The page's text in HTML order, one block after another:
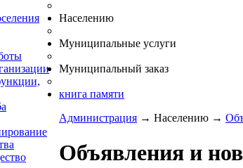
Населению
Муниципальные услуги
Муниципальный заказ
книга памяти
Администрация → Населению →
Объявления и